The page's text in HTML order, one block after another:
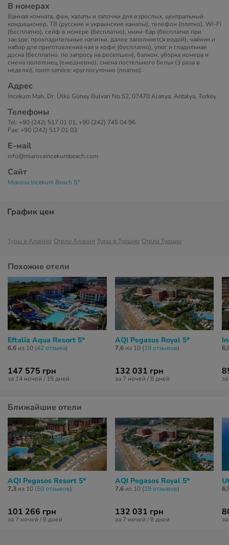
В номерах
Ванная комната, фен, халаты и тапочки для взрослых, центральный
кондиционер, ТВ (русские и украинские каналы), телефон (платно), Wi-Fi
(бесплатно), сейф в номере (бесплатно), мини-бар (бесплатно при
заезде: прохладительные напитки, далее заполняется водой), чайник и
набор для приготовления чая и кофе (бесплатно), утюг и гладильная
доска (бесплатно, по запросу на ресепшен), балкон, уборка номера и
смена полотенец (ежедневно), смена постельного белья (3 раза в
неделю), room service: круглосуточно (платно).
Адрес
İncekum Mah. Dr. Ülkü Güney Bulvarı No.52, 07470 Alanya, Antalya, Turkey
Телефоны
Tel: +90 (242) 517 01 01, +90 (242) 745 04 96
Fax: +90 (242) 517 01 03
Е-маil
info@miarosaincekumbeach.com
Сайт
Miarosa Incekum Beach 5*
График цен
Туры в Аланию Отели Алании Туры в Турцию Отели Турции
Похожие отели
Eftalia Aqua Resort 5*
6,6 из 10 (42 отзывa)
147 575 грн
за 14 ночей / 15 дней
AQI Pegasos Royal 5*
7,6из 10 (19 отзывов)
132 031 грн
за 7 ночей / 8 дней
Ближайшие отели
AQI Pegasos Resort 5*
7,3 из 10 (50 отзывов)
101 266 грн
за 7 ночей / 8 дней
AQI Pegasos Royal 5*
7,6из 10 (19 отзывов)
132 031 грн
за 7 ночей / 8 дней